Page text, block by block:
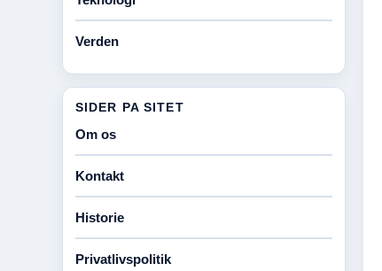
Verden
SIDER PA SITET
Om os
Kontakt
Historie
Privatlivspolitik